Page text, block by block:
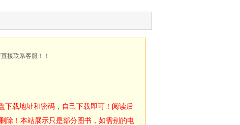
接联系客服！！
下载地址和密码，自己下载即可！阅读后
除！本站展示只是部分图书，如需别的电